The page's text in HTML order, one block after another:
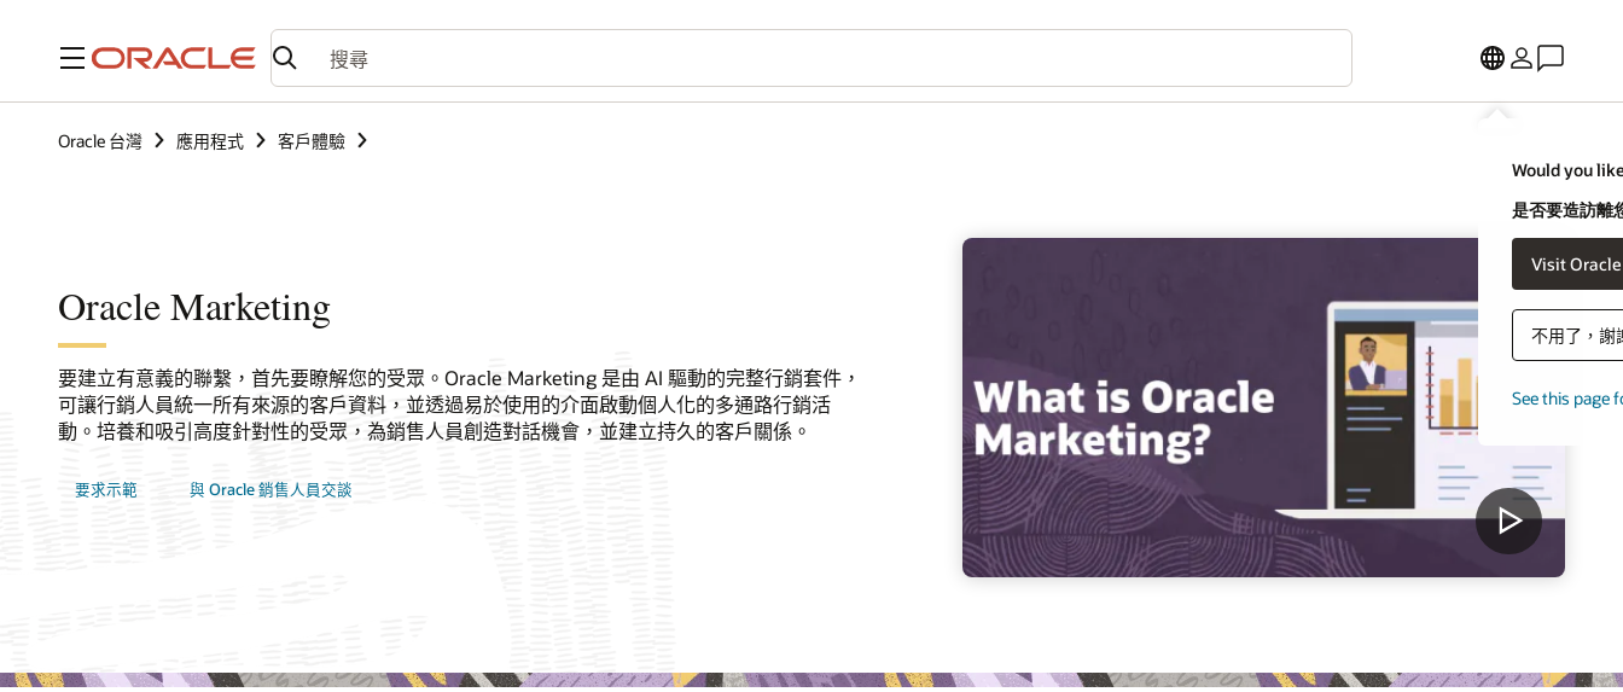
功能表
Would you
是否要造訪離
Visit
不用了，謝
See this page
Oracle 台灣 應用程式 客戶體驗
Oracle Marketing
要建立有意義的聯繫，首先要瞭解您的受眾。Oracle Marketing 是由 AI 驅動的完整行銷套件，
可讓行銷人員統一所有來源的客戶資料，並透過易於使用的介面啟動個人化的多通路行銷活
動。培養和吸引高度針對性的受眾，為銷售人員創造對話機會，並建立持久的客戶關係。
要求示範 與 Oracle 銷售人員交談